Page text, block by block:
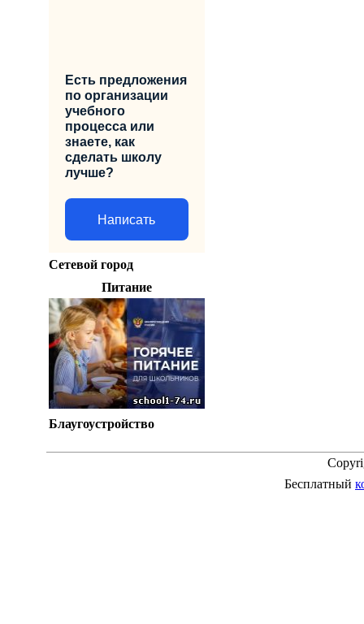
Есть предложения
по организации
учебного
процесса или
знаете, как
сделать школу
лучше?
Написать
Сетевой город
Питание
Блаугоустройство
Бесплатный